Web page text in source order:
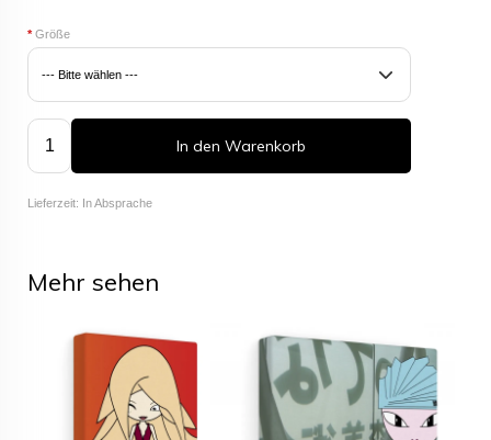
*Größe
In den Warenkorb
Lieferzeit: In Absprache
Mehr sehen